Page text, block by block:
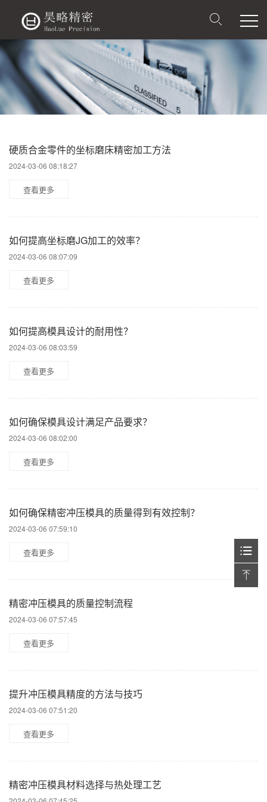
硬质合金零件的坐标磨床精密加工方法
2024-03-06 08:18:27
查看更多
如何提高坐标磨JG加工的效率？
2024-03-06 08:07:09
查看更多
如何提高模具设计的耐用性？
2024-03-06 08:03:59
查看更多
如何确保模具设计满足产品要求？
2024-03-06 08:02:00
查看更多
如何确保精密冲压模具的质量得到有效控制？
2024-03-06 07:59:10
查看更多
精密冲压模具的质量控制流程
2024-03-06 07:57:45
查看更多
提升冲压模具精度的方法与技巧
2024-03-06 07:51:20
查看更多
精密冲压模具材料选择与热处理工艺